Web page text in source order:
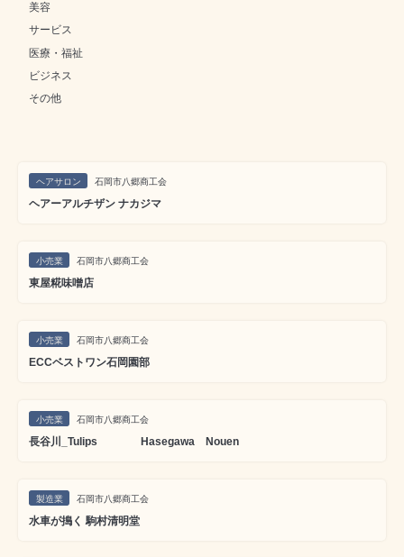
美容
サービス
医療・福祉
ビジネス
その他
ヘアサロン 石岡市八郷商工会
ヘアーアルチザン ナカジマ
小売業 石岡市八郷商工会
東屋糀味噌店
小売業 石岡市八郷商工会
ECCベストワン石岡園部
小売業 石岡市八郷商工会
長谷川_Tulips Hasegawa Nouen
製造業 石岡市八郷商工会
水車が搗く 駒村清明堂